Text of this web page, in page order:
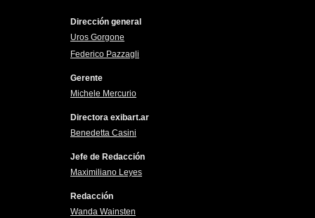
Dirección general
Uros Gorgone
Federico Pazzagli
Gerente
Michele Mercurio
Directora exibart.ar
Benedetta Casini
Jefe de Redacción
Maximiliano Leyes
Redacción
Wanda Wainsten